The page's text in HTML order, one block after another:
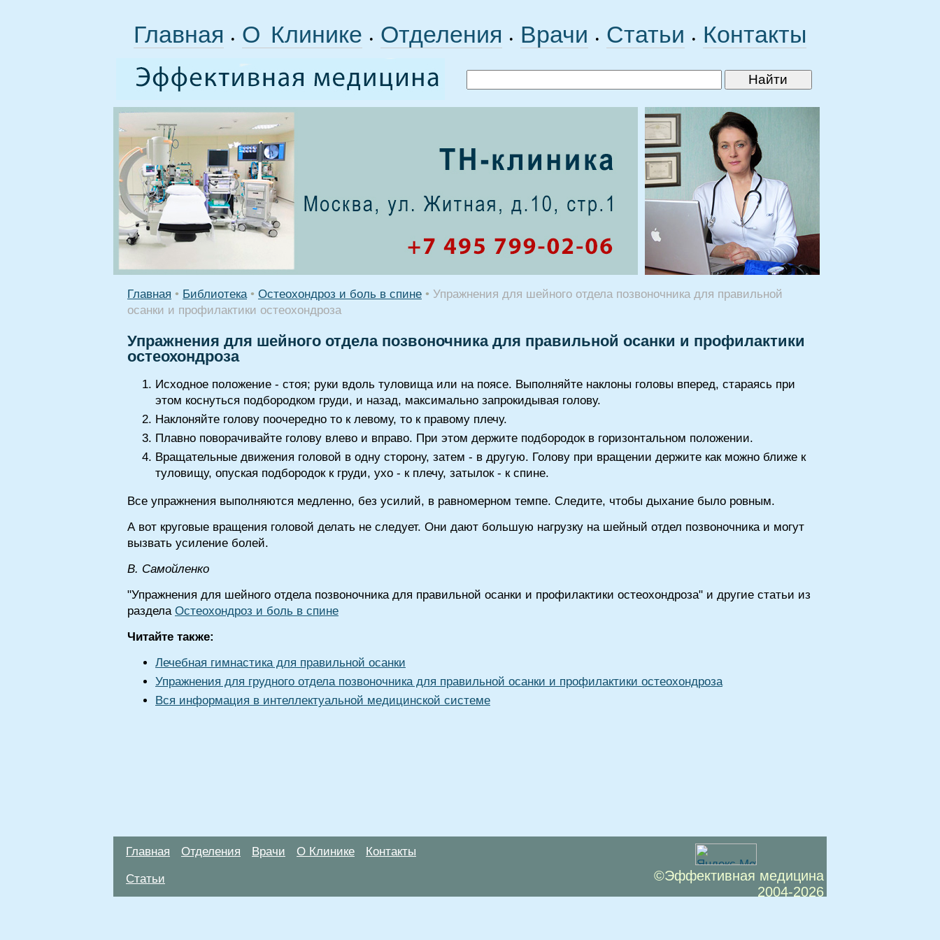
Главная • О Клинике • Отделения • Врачи • Статьи • Контакты
Главная • Библиотека • Остеохондроз и боль в спине • Упражнения для шейного отдела позвоночника для правильной
осанки и профилактики остеохондроза
Упражнения для шейного отдела позвоночника для правильной осанки и профилактики
остеохондроза
Исходное положение - стоя; руки вдоль туловища или на поясе. Выполняйте наклоны головы вперед, стараясь при
этом коснуться подбородком груди, и назад, максимально запрокидывая голову.
Наклоняйте голову поочередно то к левому, то к правому плечу.
Плавно поворачивайте голову влево и вправо. При этом держите подбородок в горизонтальном положении.
Вращательные движения головой в одну сторону, затем - в другую. Голову при вращении держите как можно ближе к
туловищу, опуская подбородок к груди, ухо - к плечу, затылок - к спине.
Все упражнения выполняются медленно, без усилий, в равномерном темпе. Следите, чтобы дыхание было ровным.
А вот круговые вращения головой делать не следует. Они дают большую нагрузку на шейный отдел позвоночника и могут
вызвать усиление болей.
B. Самойленко
"Упражнения для шейного отдела позвоночника для правильной осанки и профилактики остеохондроза" и другие статьи из
раздела Остеохондроз и боль в спине
Читайте также:
Лечебная гимнастика для правильной осанки
Упражнения для грудного отдела позвоночника для правильной осанки и профилактики остеохондроза
Вся информация в интеллектуальной медицинской системе
Главная Отделения Врачи О Клинике Контакты
Статьи
©Эффективная медицина
2004-2026